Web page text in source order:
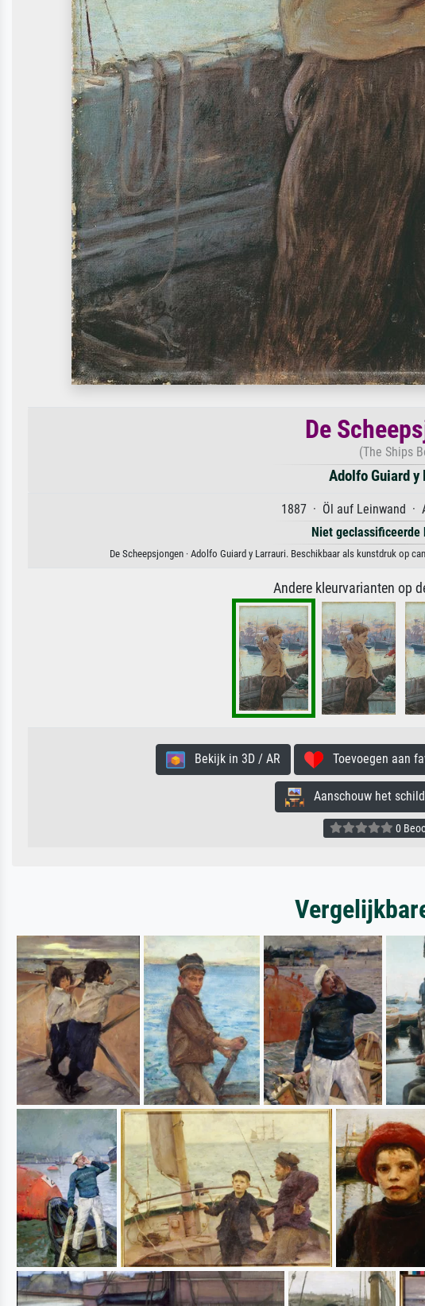
De
(The Ships
Adolfo Guiard y
1887 · Öl auf Leinwand ·
Niet geclassificeerde
De Scheepsjongen · Adolfo Guiard y Larrauri. Beschikbaar als kunstdruk op
Andere kleurvarianten op
Bekijk in 3D / AR Toevoegen aan
Aanschouw het
0